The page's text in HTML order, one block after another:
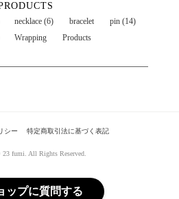
necklace (6) bracelet
pin (14)
Wrapping Products
シー 特定商取引法に基づく表記
fumi. All Rights Reserved.
ップに質問する